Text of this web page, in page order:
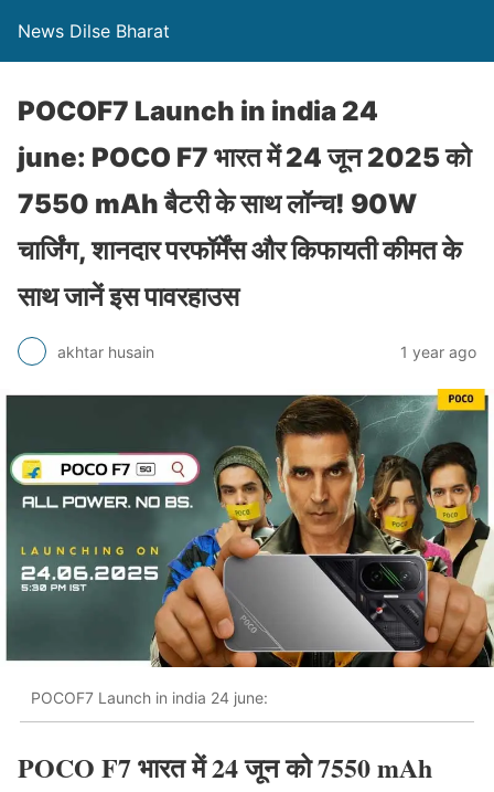
News Dilse Bharat
POCOF7 Launch in india 24
june: POCO F7 भारत में 24 जून 2025 को
7550 mAh बैटरी के साथ लॉन्च! 90W
चार्जिंग, शानदार परफॉर्मेंस और किफायती कीमत के
साथ जानें इस पावरहाउस
akhtar husain 1 year ago
POCOF7 Launch in india 24 june:
POCO F7 भारत में 24 जून को 7550 mAh